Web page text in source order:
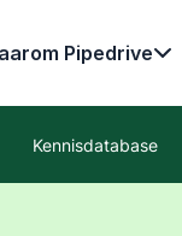
Pipedrive
Kennisdatabase